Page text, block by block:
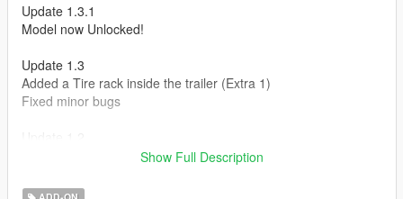
Update 1.3.1
Model now Unlocked!
Update 1.3
Added a Tire rack inside the trailer (Extra 1)
Fixed minor bugs
-Fully working doors.
Show Full Description